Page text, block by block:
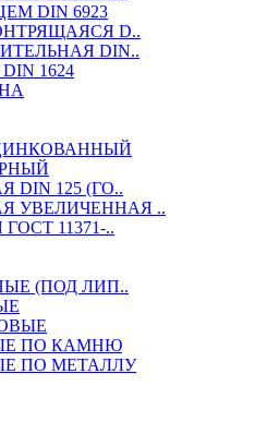
DIN 6923
D..
DIN..
1624
125 (ГО..
УВЕЛИЧЕННАЯ ..
11371-..
(ПОД ЛИП..
ПО КАМНЮ
ПО МЕТАЛЛУ